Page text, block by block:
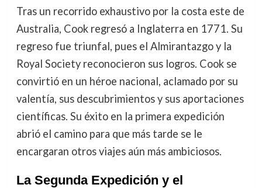
Tras un recorrido exhaustivo por la costa este de
Australia, Cook regresó a Inglaterra en 1771. Su
regreso fue triunfal, pues el Almirantazgo y la
Royal Society reconocieron sus logros. Cook se
convirtió en un héroe nacional, aclamado por su
valentía, sus descubrimientos y sus aportaciones
científicas. Su éxito en la primera expedición
abrió el camino para que más tarde se le
encargaran otros viajes aún más ambiciosos.
La Segunda Expedición y el